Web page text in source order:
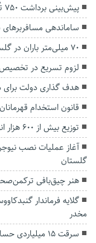
پیش‌بینی برداشت ۷۵۰ تُن هندوانه آجیلی در گنبدکاووس
ساماندهی
۷۰ میلی‌متر باران در گلستان بارید
لزوم تسریع در تخصیص
هدف گذاری دولت برای دسترسی ۲۰ میلیون نفر
قانون استخدام
توزیع بیش از ۶۰۰ هزار انواع نهال در گلستان
آغاز عملیات نصب
گلستان
هنر چیق‌بافی
گلایه فرماندار
مخدر
سرقت ۱۵ میلیاردی حسابدار مغازه در گرگان